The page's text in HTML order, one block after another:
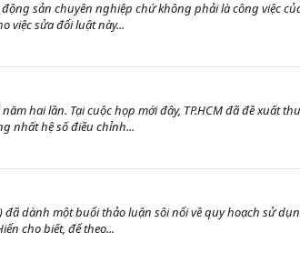
sản chuyên nghiệp chứ không phải là công việc
việc sửa đổi luật này...
hai lần. Tại cuộc họp mới đây, TP.HCM đã đề xuất
nhất hệ số điều chỉnh...
dành một buổi thảo luận sôi nổi về quy hoạch sử
cho biết, để theo...